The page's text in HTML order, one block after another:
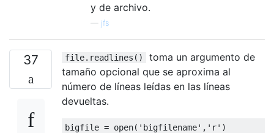
y de archivo.
jfs
37 file.readlines()
toma un argumento de
tamaño opcional que se aproxima al
número de líneas leídas en las líneas
devueltas.
bigfile = open( 'bigfilename' , 'r' )